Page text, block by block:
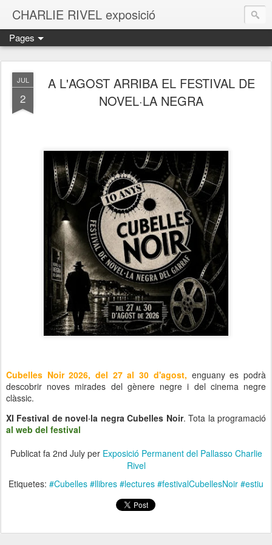
CHARLIE RIVEL exposició
Pages
JUL
2
A L'AGOST ARRIBA EL FESTIVAL DE
NOVEL·LA NEGRA
Cubelles Noir 2026, del 27 al 30 d'agost, enguany es podrà
descobrir noves mirades del gènere negre i del cinema negre
clàssic.
XI Festival de novel·la negra Cubelles Noir. Tota la programació
al web del festival
Publicat fa 2nd Julyper Exposició Permanent del Pallasso Charlie
Rivel
Etiquetes: #Cubelles #llibres #lectures #festivalCubellesNoir #estiu